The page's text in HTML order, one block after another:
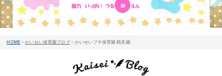
HOME>かいせい保育園ブログ>かいせいプチ保育園 鶴見園